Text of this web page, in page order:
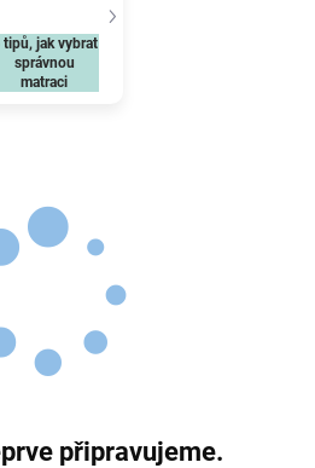
tipů, jak vybrat
správnou
matraci
připravujeme.